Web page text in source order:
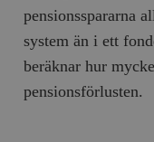
pensionsspararna
system än i ett
beräknar hur
pensionsförlusten.